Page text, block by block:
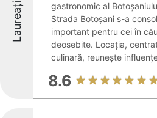
Laureați
gastronomic al
Strada Botoșani s-a
important pentru cei în
deosebite. Locația,
culinară, reunește
8.6